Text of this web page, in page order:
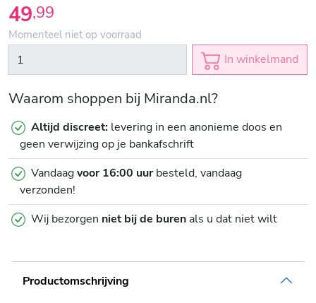
49,99
Momenteel niet op voorraad
In winkelmand
Waarom shoppen bij Miranda.nl?
Altijd discreet: levering in een anonieme doos en
geen verwijzing op je bankafschrift
Vandaagvoor 16:00 uurbesteld, vandaag
verzonden!
Wij bezorgen niet bij de burenals u dat niet wilt
Productomschrijving